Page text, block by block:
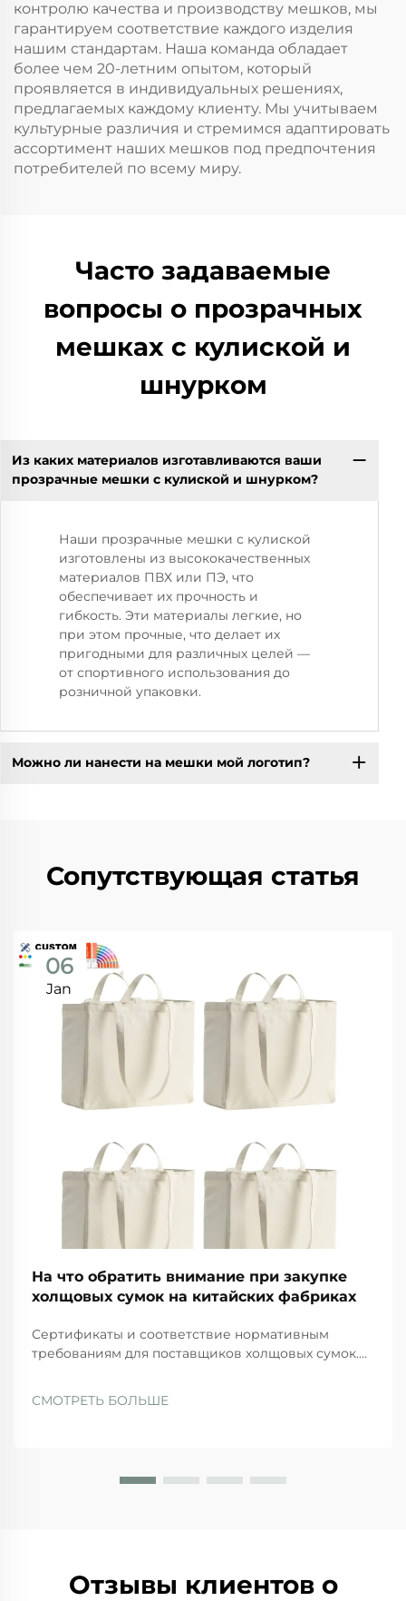
контролю качества и производству мешков, мы
гарантируем соответствие каждого изделия
нашим стандартам. Наша команда обладает
более чем 20-летним опытом, который
проявляется в индивидуальных решениях,
предлагаемых каждому клиенту. Мы учитываем
культурные различия и стремимся адаптировать
ассортимент наших мешков под предпочтения
потребителей по всему миру.
Часто задаваемые
вопросы о прозрачных
мешках с кулиской и
шнурком
Из каких материалов изготавливаются ваши
прозрачные мешки с кулиской и шнурком?
Наши прозрачные мешки с кулиской
изготовлены из высококачественных
материалов ПВХ или ПЭ, что
обеспечивает их прочность и
гибкость. Эти материалы легкие, но
при этом прочные, что делает их
пригодными для различных целей —
от спортивного использования до
розничной упаковки.
Можно ли нанести на мешки мой логотип?
Сопутствующая статья
06
Jan
На что обратить внимание при закупке
холщовых сумок на китайских фабриках
Сертификаты и соответствие нормативным
требованиям для поставщиков холщовых сумок.
гарантируют. При выборе поставщиков компании
СМОТРЕТЬ БОЛЬШЕ
Отзывы клиентов о